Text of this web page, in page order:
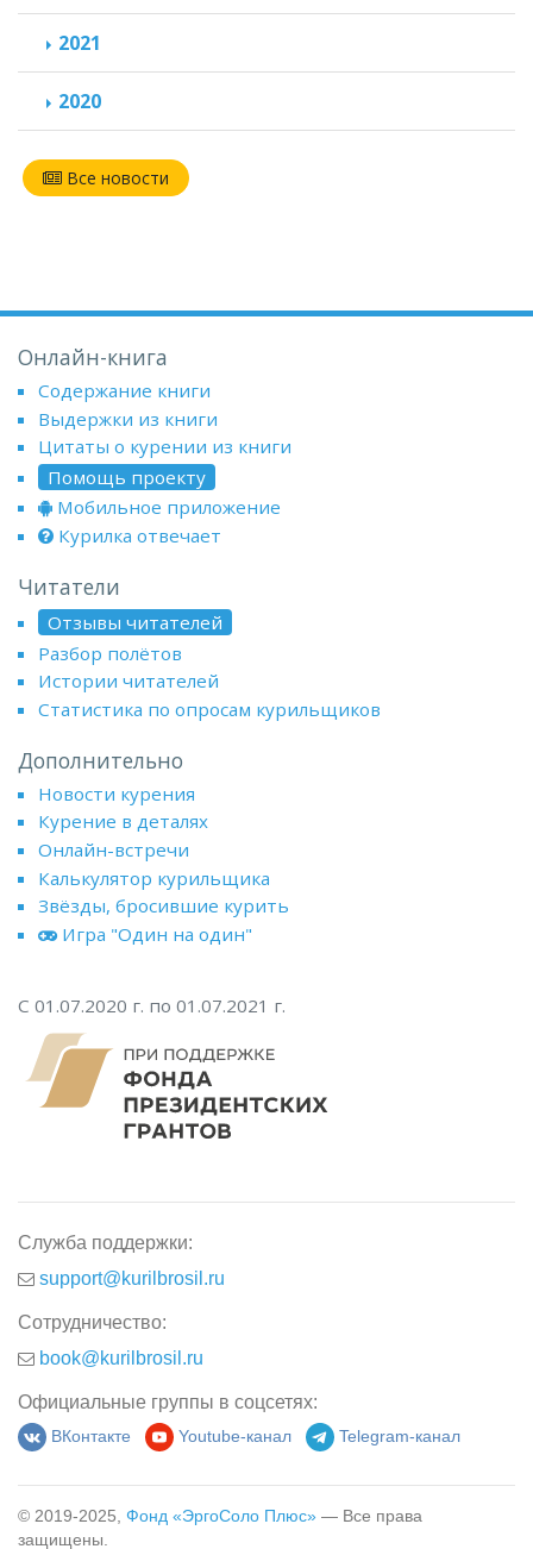
2021
2020
Все новости
Онлайн-книга
Содержание книги
Выдержки из книги
Цитаты о курении из книги
Помощь проекту
Мобильное приложение
Курилка отвечает
Читатели
Отзывы читателей
Разбор полётов
Истории читателей
Статистика по опросам курильщиков
Дополнительно
Новости курения
Курение в деталях
Онлайн-встречи
Калькулятор курильщика
Звёзды, бросившие курить
Игра "Один на один"
С 01.07.2020 г. по 01.07.2021 г.
Служба поддержки:
support@kurilbrosil.ru
Сотрудничество:
book@kurilbrosil.ru
Официальные группы в соцсетях:
ВКонтакте Youtube-канал Telegram-канал
© 2019-2025, Фонд «ЭргоСоло Плюс» — Все права
защищены.